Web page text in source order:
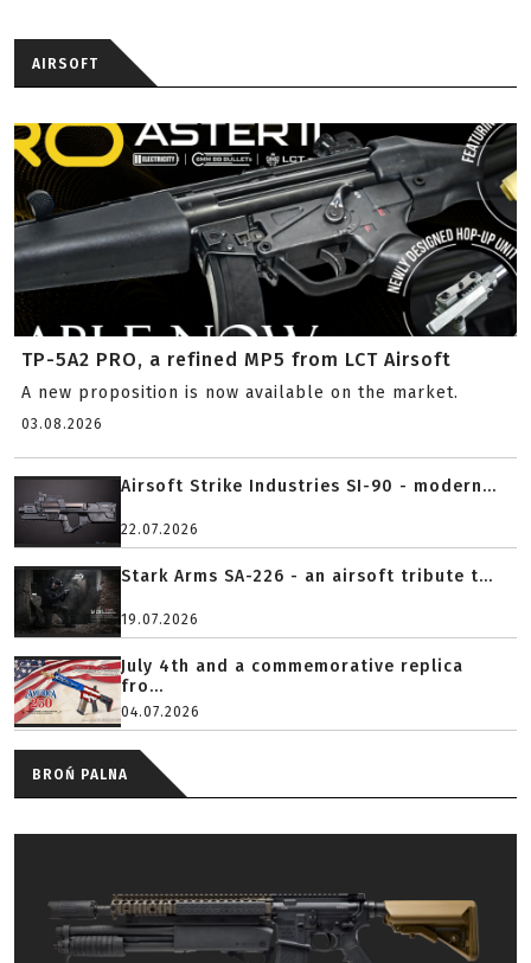
AIRSOFT
TP-5A2 PRO, a refined MP5 from LCT Airsoft
A new proposition is now available on the market.
03.08.2026
Airsoft Strike Industries SI-90 - modern...
22.07.2026
Stark Arms SA-226 - an airsoft tribute t...
19.07.2026
July 4th and a commemorative replica
fro...
04.07.2026
BROŃ PALNA